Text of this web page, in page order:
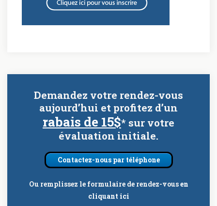
Demandez votre rendez-vous
aujourd’hui et profitez d’un
rabais de 15$* sur votre
évaluation initiale.
Contactez-nous par téléphone
Ou remplissez le formulaire de rendez-vousen
cliquant ici